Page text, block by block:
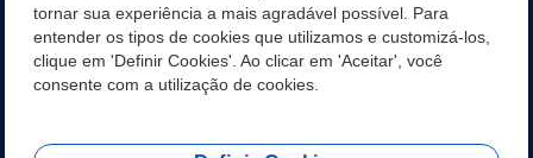
GUIA RÁPIDO
SALA DO EMPREENDEDOR
tornar sua experiência a mais agradável possível. Para
entender os tipos de cookies que utilizamos e customizá-los,
clique em 'Definir Cookies'. Ao clicar em 'Aceitar', você
consente com a utilização de cookies.